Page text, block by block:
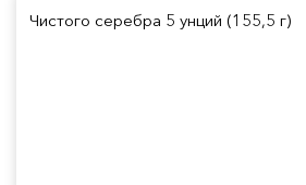
Чистого серебра 5 унций (155,5 г)